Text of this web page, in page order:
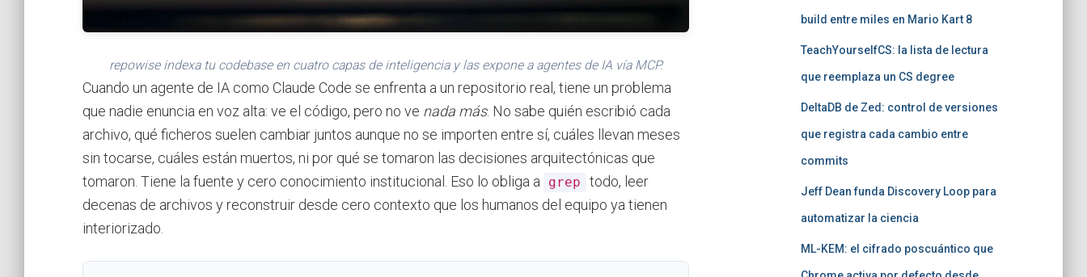
repowise indexa tu codebase en cuatro capas de inteligencia y las expone a agentes de IA vía MCP.
Cuando un agente de IA como Claude Code se enfrenta a un repositorio real, tiene un problema
que nadie enuncia en voz alta: ve el código, pero no ve nada más. No sabe quién escribió cada
archivo, qué ficheros suelen cambiar juntos aunque no se importen entre sí, cuáles llevan meses
sin tocarse, cuáles están muertos, ni por qué se tomaron las decisiones arquitectónicas que
tomaron. Tiene la fuente y cero conocimiento institucional. Eso lo obliga a grep
todo, leer
decenas de archivos y reconstruir desde cero contexto que los humanos del equipo ya tienen
interiorizado.
build entre miles en Mario Kart 8
TeachYourselfCS: la lista de lectura
que reemplaza un CS degree
DeltaDB de Zed: control de versiones
que registra cada cambio entre
commits
Jeff Dean funda Discovery Loop para
automatizar la ciencia
ML-KEM: el cifrado poscuántico que